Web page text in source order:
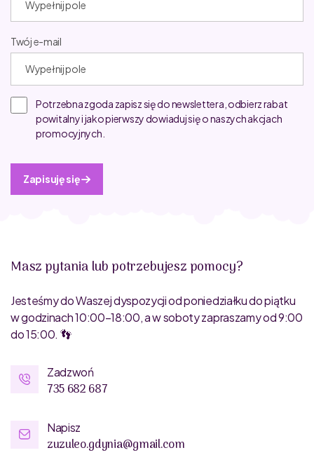
Twój e-mail
Potrzebna zgoda zapisz się do newslettera, odbierz rabat
powitalny i jako pierwszy dowiaduj się o naszych akcjach
promocyjnych.
Zapisuję się
Masz pytania lub potrzebujesz pomocy?
Jesteśmy do Waszej dyspozycji od poniedziałku do piątku
w godzinach 10:00–18:00, a w soboty zapraszamy od 9:00
do 15:00. 👣
Zadzwoń
735 682 687
Napisz
zuzuleo.gdynia@gmail.com